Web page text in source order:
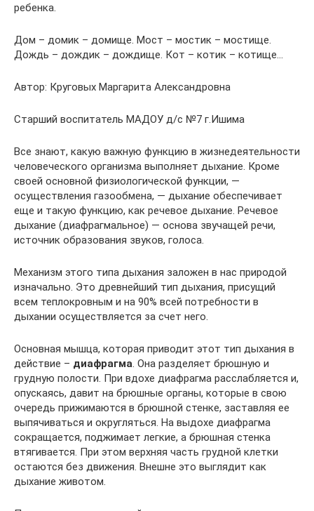
ребенка.
Дом – домик – домище. Мост – мостик – мостище.
Дождь – дождик – дождище. Кот – котик – котище…
Автор: Круговых Маргарита Александровна
Старший воспитатель МАДОУ д/с №7 г.Ишима
Все знают, какую важную функцию в жизнедеятельности
че­ловеческого организма выполняет дыхание. Кроме
своей основ­ной физиологической функции, —
осуществления газообмена, — дыхание обеспечивает
еще и такую функцию, как речевое дыха­ние. Речевое
дыхание (диафрагмальное) — основа звучащей речи,
источник обра­зования звуков, голоса.
Механизм этого типа дыхания заложен в нас природой
изначально. Это древнейший тип дыхания, присущий
всем теплокровным и на 90% всей потребности в
дыхании осуществляется за счет него.
Основная мышца, которая приводит этот тип дыхания в
действие – диафрагма . Она разделяет брюшную и
грудную полости. При вдохе диафрагма расслабляется и,
опускаясь, давит на брюшные органы, которые в свою
очередь прижимаются в брюшной стенке, заставляя ее
выпячиваться и округляться. На выдохе диафрагма
сокращается, поджимает легкие, а брюшная стенка
втягивается. При этом верхняя часть грудной клетки
остаются без движения. Внешне это выглядит как
дыхание животом.